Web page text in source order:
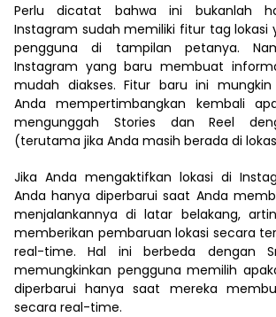
Perlu dicatat bahwa ini bukanlah
Instagram sudah memiliki fitur tag lokasi
pengguna di tampilan petanya.
Instagram yang baru membuat
mudah diakses. Fitur baru ini
Anda mempertimbangkan kembali
mengunggah Stories dan Reel
(terutama jika Anda masih berada di
Jika Anda mengaktifkan lokasi di
Anda hanya diperbarui saat Anda
menjalankannya di latar belakang,
memberikan pembaruan lokasi secara
real-time. Hal ini berbeda dengan
memungkinkan pengguna memilih
diperbarui hanya saat mereka
secara real-time.